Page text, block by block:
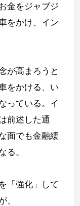
金をジャブジ
をかけ、イン
が高まろうと
をかける、い
っている。イ
前述した通
面でも金融緩
る。
「強化」して
、